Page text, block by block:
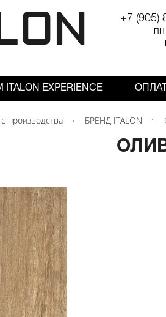
+7 (905)
EXPERIENCE
производства БРЕНД ITALON